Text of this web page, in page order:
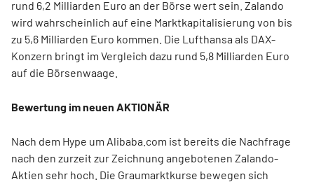
rund 6,2 Milliarden Euro an der Börse wert sein. Zalando
wird wahrscheinlich auf eine Marktkapitalisierung von bis
zu 5,6 Milliarden Euro kommen. Die Lufthansa als DAX-
Konzern bringt im Vergleich dazu rund 5,8 Milliarden Euro
auf die Börsenwaage.
Bewertung im neuen AKTIONÄR
Nach dem Hype um Alibaba.com ist bereits die Nachfrage
nach den zurzeit zur Zeichnung angebotenen Zalando-
Aktien sehr hoch. Die Graumarktkurse bewegen sich